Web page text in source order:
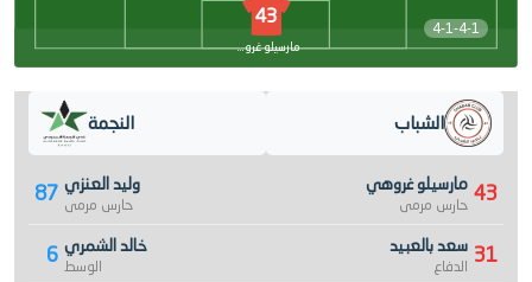
4-1-4-1
43
مارسيلو غروهي
النجمة
87 وليد العنزي
حارس مرمى
6 خالد الشمري
الوسط
الشباب
43 مارسيلو غروهي
حارس مرمى
31 سعد بالعبيد
الدفاع